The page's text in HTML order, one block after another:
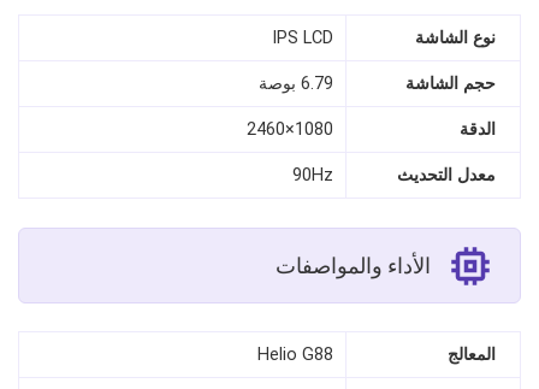
نوع الشاشة IPS LCD
حجم الشاشة 6.79 بوصة
الدقة 1080×2460
معدل التحديث 90Hz
الأداء والمواصفات
المعالج Helio G88